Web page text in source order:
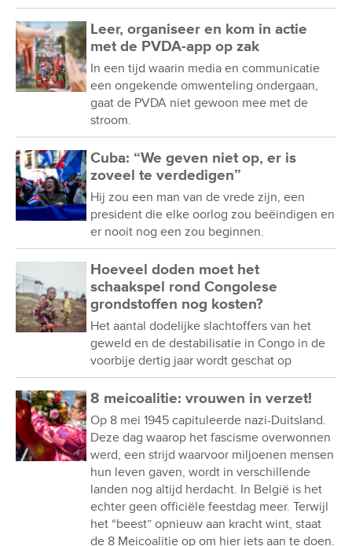
Leer, organiseer en kom in actie
met de PVDA-app op zak
In een tijd waarin media en communicatie
een ongekende omwenteling ondergaan,
gaat de PVDA niet gewoon mee met de
stroom.
Cuba: “We geven niet op, er is
zoveel te verdedigen”
Hij zou een man van de vrede zijn, een
president die elke oorlog zou beëindigen en
er nooit nog een zou beginnen.
Hoeveel doden moet het
schaakspel rond Congolese
grondstoffen nog kosten?
Het aantal dodelijke slachtoffers van het
geweld en de destabilisatie in Congo in de
voorbije dertig jaar wordt geschat op
8 meicoalitie: vrouwen in verzet!
Op 8 mei 1945 capituleerde nazi-Duitsland.
Deze dag waarop het fascisme overwonnen
werd, een strijd waarvoor miljoenen mensen
hun leven gaven, wordt in verschillende
landen nog altijd herdacht. In België is het
echter geen officiële feestdag meer. Terwijl
het “beest” opnieuw aan kracht wint, staat
de 8 Meicoalitie op om hier iets aan te doen.